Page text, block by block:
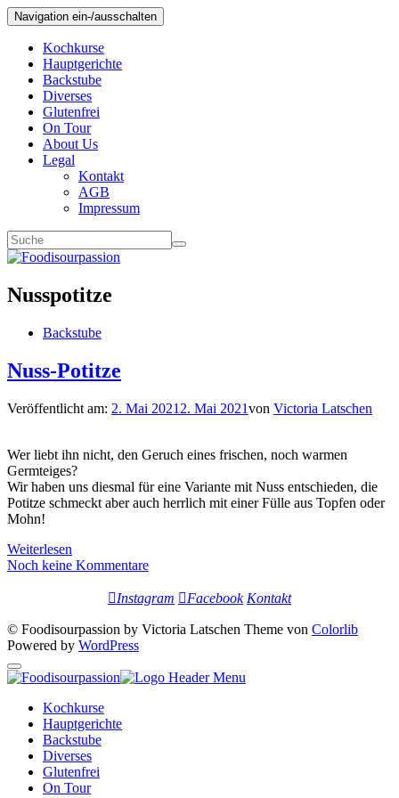
Navigation ein-/ausschalten
Kochkurse
Hauptgerichte
Backstube
Diverses
Glutenfrei
On Tour
About Us
Legal
Kontakt
AGB
Impressum
Nusspotitze
Backstube
Nuss-Potitze
Veröffentlicht am: 2. Mai 2021 2. Mai 2021von Victoria Latschen
Wer liebt ihn nicht, den Geruch eines frischen, noch warmen
Germteiges?
Wir haben uns diesmal für eine Variante mit Nuss entschieden, die
Potitze schmeckt aber auch herrlich mit einer Fülle aus Topfen oder
Mohn!
Weiterlesen
Noch keine Kommentare
Instagram Facebook Kontakt
© Foodisourpassion by Victoria Latschen Theme von Colorlib
Powered by WordPress
Kochkurse
Hauptgerichte
Backstube
Diverses
Glutenfrei
On Tour